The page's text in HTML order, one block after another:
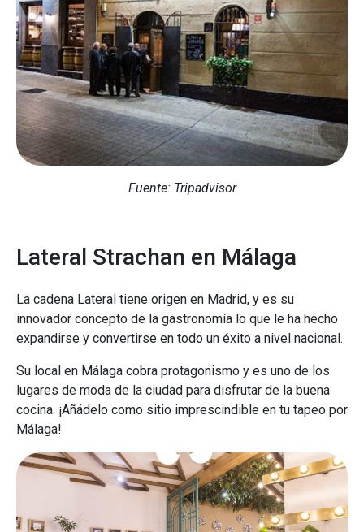
Fuente: Tripadvisor
Lateral Strachan en Málaga
La cadena Lateral tiene origen en Madrid, y es su
innovador concepto de la gastronomía lo que le ha hecho
expandirse y convertirse en todo un éxito a nivel nacional.
Su local en Málaga cobra protagonismo y es uno de los
lugares de moda de la ciudad para disfrutar de la buena
cocina. ¡Añádelo como sitio imprescindible en tu tapeo por
Málaga!